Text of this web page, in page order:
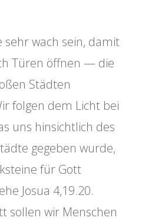
sehr wach sein, damit
Türen öffnen — die
Städten
folgen dem Licht bei
uns hinsichtlich des
gegeben wurde,
für Gott
Josua 4,19.20.
sollen wir Menschen